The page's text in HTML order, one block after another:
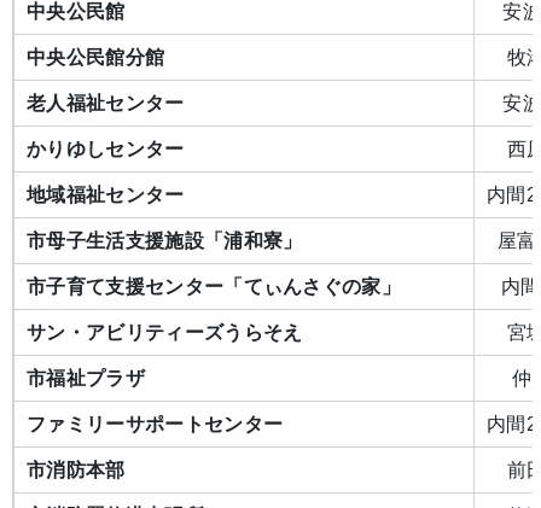
中央公民館 安
中央公民館分館 牧
老人福祉センター 安
かりゆしセンター 西
地域福祉センター 内間
市母子生活支援施設「浦和寮」 屋
市子育て支援センター「てぃんさぐの家」 内
サン・アビリティーズうらそえ 宮
市福祉プラザ 仲
ファミリーサポートセンター 内間
市消防本部 前